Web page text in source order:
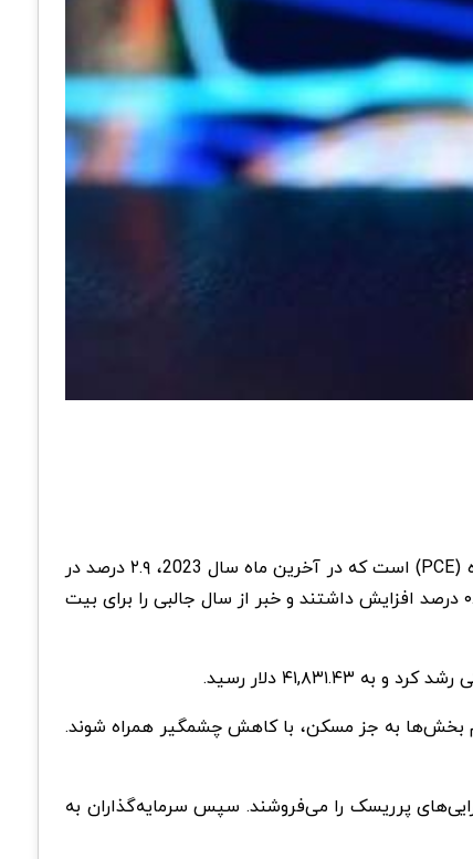
معیار سنجش نرخ تورم ترجیحی در آمریکا که توسط فدرال رزرو مشخص می شود، شاخص هزینه‌های مصرف شخصی ایالات متحده (PCE) است که در آخرین ماه سال 2023، ۲.۹ درصد در
میانگین سالانه و ۰.۲ درصد میانگین ماهانه افزایش یافت. همچنین نرخ‌های سالانه و ماهانه هسته این شاخص به ترتیب ۳.۲ و ۰.۱ درصد افزایش داشتند و خبر از سال جالبی را برای بیت
باعث شده است رشد قیمت‌ها در تمام بخش‌ها به جز مسکن، با کاهش چشمگیر همراه شوند.
پرریسک را می‌فروشند. سپس سرمایه‌گذاران به